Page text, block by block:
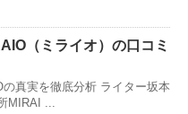
（ミライオ）の口コミ
真実を徹底分析 ライター坂本
MIRAI ...